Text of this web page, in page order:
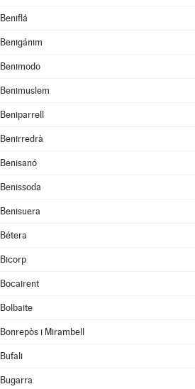
Beniflá
Benigánim
Benimodo
Benimuslem
Beniparrell
Benirredrà
Benisanó
Benissoda
Benisuera
Bétera
Bicorp
Bocairent
Bolbaite
Bonrepòs i Mirambell
Bufali
Bugarra